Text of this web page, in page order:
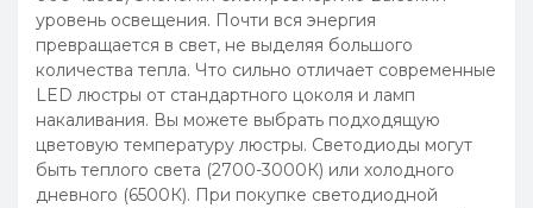
уровень освещения. Почти вся энергия
превращается в свет, не выделяя большого
количества тепла. Что сильно отличает современные
LED люстры от стандартного цоколя и ламп
накаливания. Вы можете выбрать подходящую
цветовую температуру люстры. Светодиоды могут
быть теплого света (2700-3000К) или холодного
дневного (6500К). При покупке светодиодной